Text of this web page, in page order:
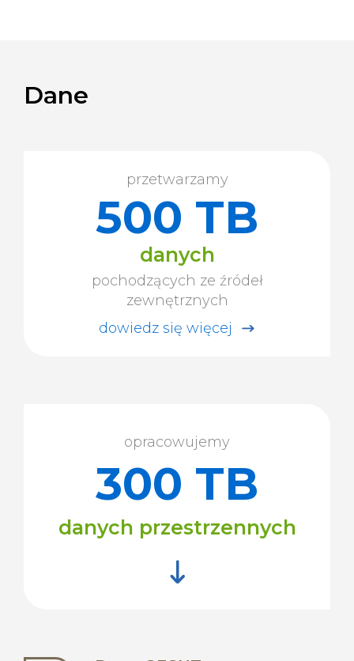
Dane
opracowujemy
300 TB
danych przestrzennych
przetwarzamy
500 TB
danych
pochodzących ze źródeł
zewnętrznych
dowiedz się więcej